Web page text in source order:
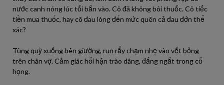
nước canh nóng lúc tối bắn vào. Cô đã không bôi thuốc. Cô tiếc
tiền mua thuốc, hay cô đau lòng đến mức quên cả đau đớn thể
xác?
Tùng quỳ xuống bên giường, run rẩy chạm nhẹ vào vết bỏng
trên chân vợ. Cảm giác hối hận trào dâng, đắng ngắt trong cổ
họng.